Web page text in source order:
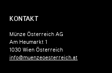
KONTAKT
Münze Österreich AG
Am Heumarkt 1
1030 Wien Österreich
info@muenzeoesterreich.at